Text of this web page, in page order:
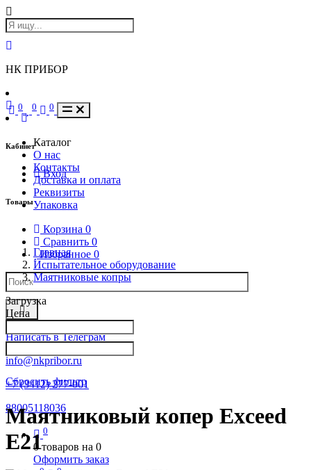
НК ПРИБОР
Кабинет
Вход
Товары
Корзина 0
Сравнить 0
Избранное 0
Написать в Телеграм
info@nkpribor.ru
+7 (3412) 277-001
88005118036
0
0 товаров на 0
Оформить заказ
0 0 0
Каталог
О нас
Контакты
Доставка и оплата
Реквизиты
Упаковка
Главная
Испытательное оборудование
Маятниковые копры
Загрузка
Цена
Сбросить фильтр
Маятниковый копер Exceed
E21